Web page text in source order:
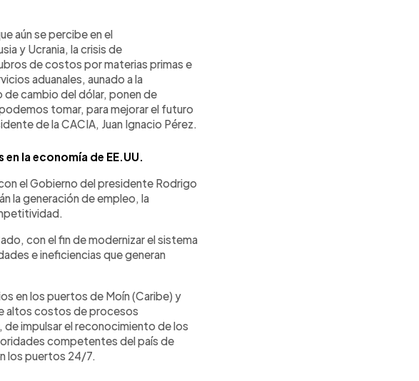
aún se percibe en el
y Ucrania, la crisis de
de costos por materias primas e
aduanales, aunado a la
cambio del dólar, ponen de
tomar, para mejorar el futuro
de la CACIA, Juan Ignacio Pérez.
la economía de EE.UU.
el Gobierno del presidente Rodrigo
la generación de empleo, la
con el fin de modernizar el sistema
e ineficiencias que generan
en los puertos de Moín (Caribe) y
altos costos de procesos
impulsar el reconocimiento de los
competentes del país de
los puertos 24/7.